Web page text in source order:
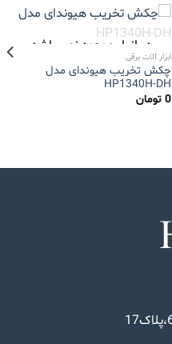
در انبار موجود نمی باشد
ابزار آلات برقی
چکش تخریب هیوندای مدل
HP1340H-DH
0 تومان